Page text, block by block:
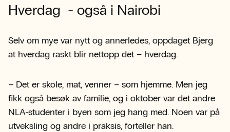
Hverdag - også i Nairobi
Selv om mye var nytt og annerledes, oppdaget Bjerg
at hverdag raskt blir nettopp det – hverdag.
– Det er skole, mat, venner – som hjemme. Men jeg
fikk også besøk av familie, og i oktober var det andre
NLA-studenter i byen som jeg hang med. Noen var på
utveksling og andre i praksis, forteller han.